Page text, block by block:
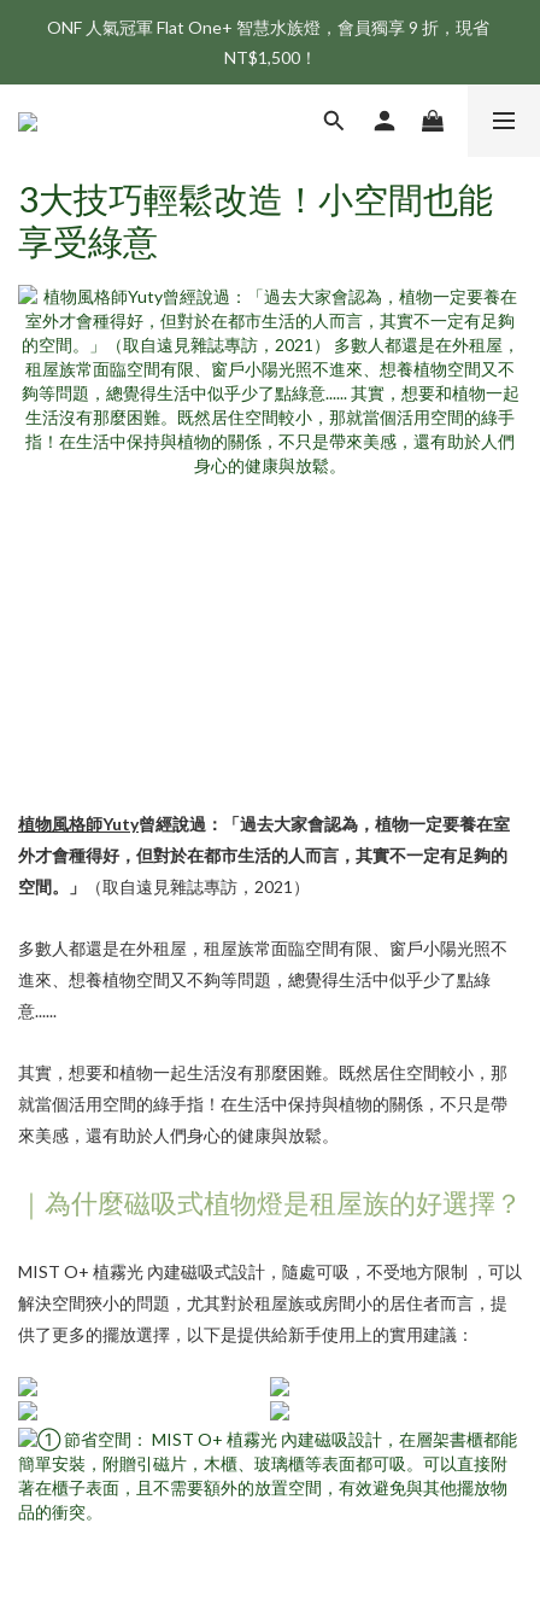
新會員享首購折 $100 優惠，立即點我註冊！！
NT$1,500！
新會員享首購折 $100 優惠，立即點我註冊！！
3大技巧輕鬆改造！小空間也能
享受綠意
植物風格師Yuty曾經說過：「過去大家會認為，植物一定要養在室
外才會種得好，但對於在都市生活的人而言，其實不一定有足夠的
空間。」
（取自遠見雜誌專訪，2021）
多數人都還是在外租屋，租屋族常面臨空間有限、窗戶小陽光照不
進來、想養植物空間又不夠等問題，總覺得生活中似乎少了點綠
意......
其實，想要和植物一起生活沒有那麼困難。既然居住空間較小，那
就當個活用空間的綠手指！在生活中保持與植物的關係，不只是帶
來美感，還有助於人們身心的健康與放鬆。
｜為什麼磁吸式植物燈是租屋族的好選擇？
MIST O+ 植霧光 內建磁吸式設計，隨處可吸，不受地方限制 ，可以
解決空間狹小的問題，尤其對於租屋族或房間小的居住者而言，提
供了更多的擺放選擇，以下是提供給新手使用上的實用建議：